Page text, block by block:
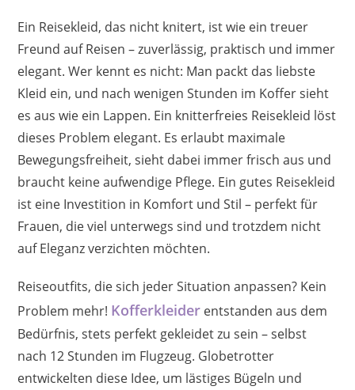
Ein Reisekleid, das nicht knitert, ist wie ein treuer
Freund auf Reisen – zuverlässig, praktisch und immer
elegant. Wer kennt es nicht: Man packt das liebste
Kleid ein, und nach wenigen Stunden im Koffer sieht
es aus wie ein Lappen. Ein knitterfreies Reisekleid löst
dieses Problem elegant. Es erlaubt maximale
Bewegungsfreiheit, sieht dabei immer frisch aus und
braucht keine aufwendige Pflege. Ein gutes Reisekleid
ist eine Investition in Komfort und Stil – perfekt für
Frauen, die viel unterwegs sind und trotzdem nicht
auf Eleganz verzichten möchten.
Reiseoutfits, die sich jeder Situation anpassen? Kein
Problem mehr! Kofferkleider entstanden aus dem
Bedürfnis, stets perfekt gekleidet zu sein – selbst
nach 12 Stunden im Flugzeug. Globetrotter
entwickelten diese Idee, um lästiges Bügeln und